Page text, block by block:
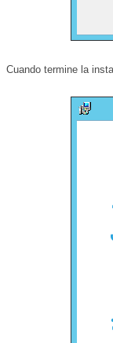
Cuando termine la